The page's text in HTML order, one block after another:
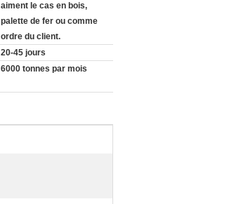
aiment le cas en bois,
palette de fer ou comme
ordre du client.
20-45 jours
6000 tonnes par mois